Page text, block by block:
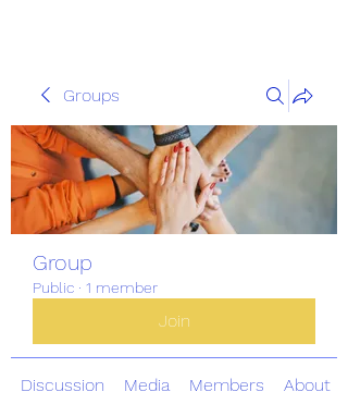
Groups
Group
Public · 1 member
Join
Discussion Media Members About